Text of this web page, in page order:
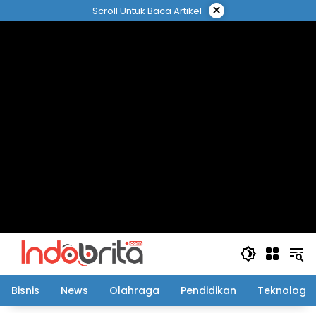
ke
Scroll Untuk Baca Artikel ×
Bisnis News Olahraga Pendidikan Teknologi